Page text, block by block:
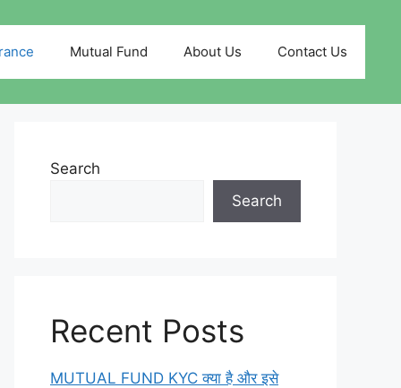
Mutual Fund About Us Contact Us
Search
Search
Recent Posts
MUTUAL FUND KYC क्या है और इसे